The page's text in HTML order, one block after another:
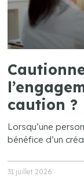
caution ?
Lorsqu’une
bénéfice d’un
31 juillet 2026